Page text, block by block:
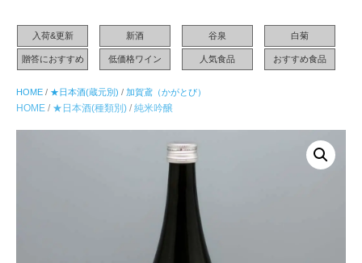
入荷&更新 新酒 谷泉 白菊
贈答におすすめ 低価格ワイン 人気食品 おすすめ食品
HOME / ★日本酒(蔵元別) / 加賀鳶（かがとび）
HOME / ★日本酒(種類別) / 純米吟醸